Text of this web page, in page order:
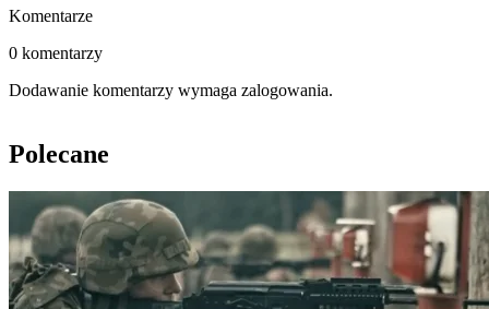
Komentarze
0 komentarzy
Dodawanie komentarzy wymaga zalogowania.
Polecane